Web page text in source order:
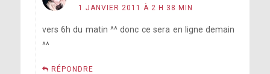
1 JANVIER 2011 À 2 H 38 MIN
vers 6h du matin ^^ donc ce sera en ligne demain
^^
RÉPONDRE